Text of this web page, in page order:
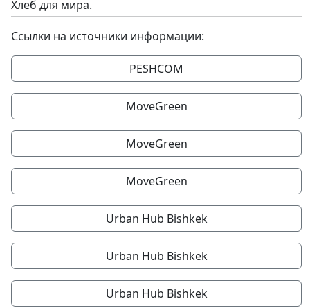
Хлеб для мира.
Ссылки на источники информации:
PESHCOM
MoveGreen
MoveGreen
MoveGreen
Urban Hub Bishkek
Urban Hub Bishkek
Urban Hub Bishkek